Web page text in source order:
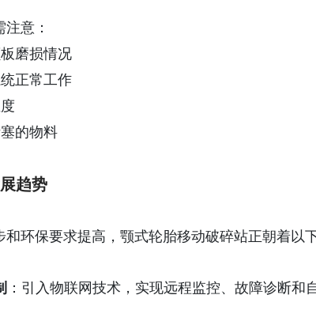
意：
磨损情况
正常工作
的物料
趋势
和环保要求提高，颚式轮胎移动破碎站正朝着以
：引入物联网技术，实现远程监控、故障诊断和